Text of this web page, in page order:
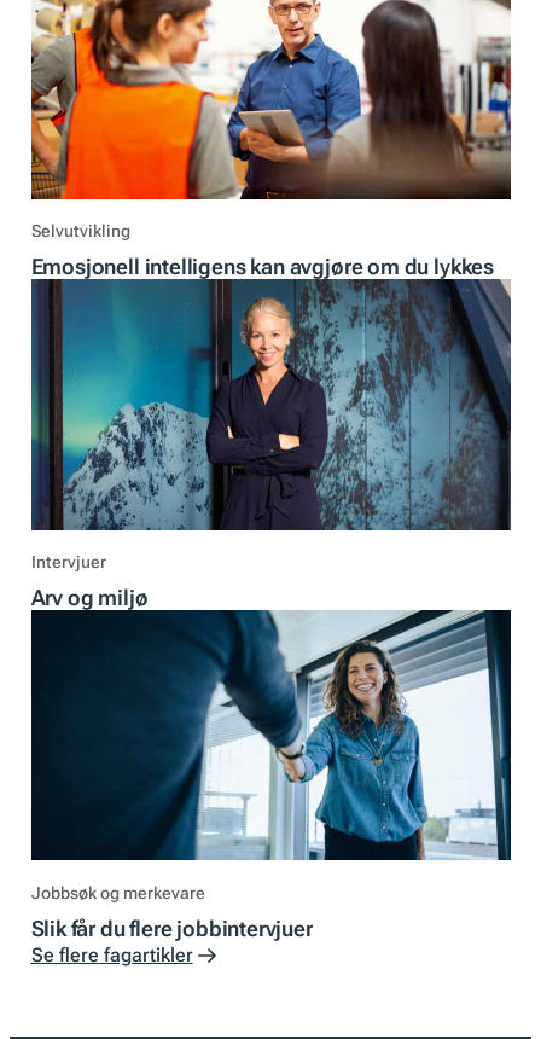
Selvutvikling
Emosjonell intelligens kan avgjøre om du lykkes
Intervjuer
Arv og miljø
Jobbsøk og merkevare
Slik får du flere jobbintervjuer
Se flere fagartikler